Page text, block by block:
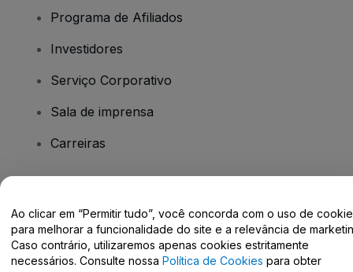
Programa de Afiliados
Investidores
Serviço Corporativo
Sala de imprensa
Carreiras
Centro de Ajuda / Fale Conosco
Ao clicar em “Permitir tudo”, você concorda com o uso de
para melhorar a funcionalidade do site e a relevância de
Caso contrário, utilizaremos apenas cookies estritamente
necessários. Consulte nossa Política de Cookies para obter